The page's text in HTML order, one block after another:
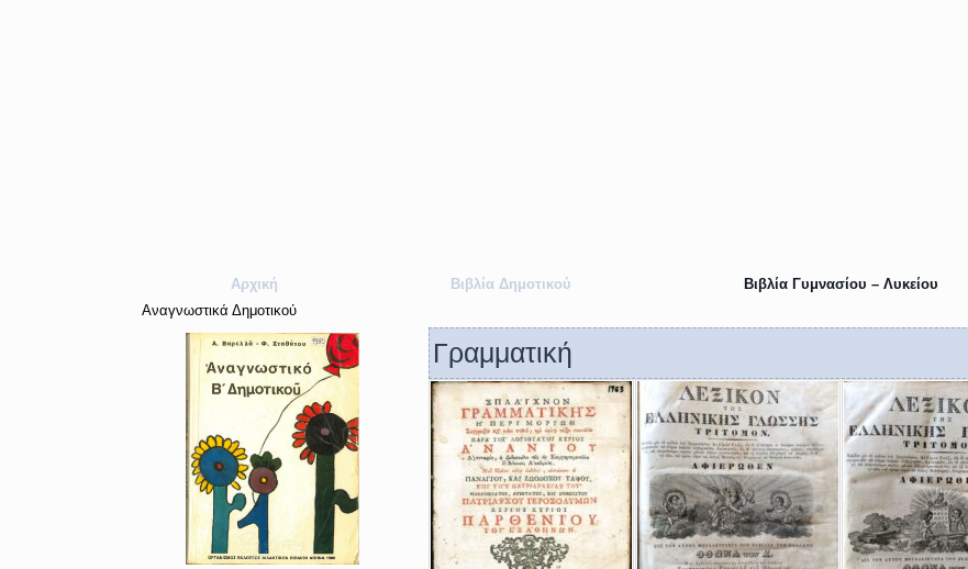
Αρχική Βιβλία Δημοτικού Βιβλία Γυμνασίου – Λυκείου
Αναγνωστικά Δημοτικού
Γραμματική